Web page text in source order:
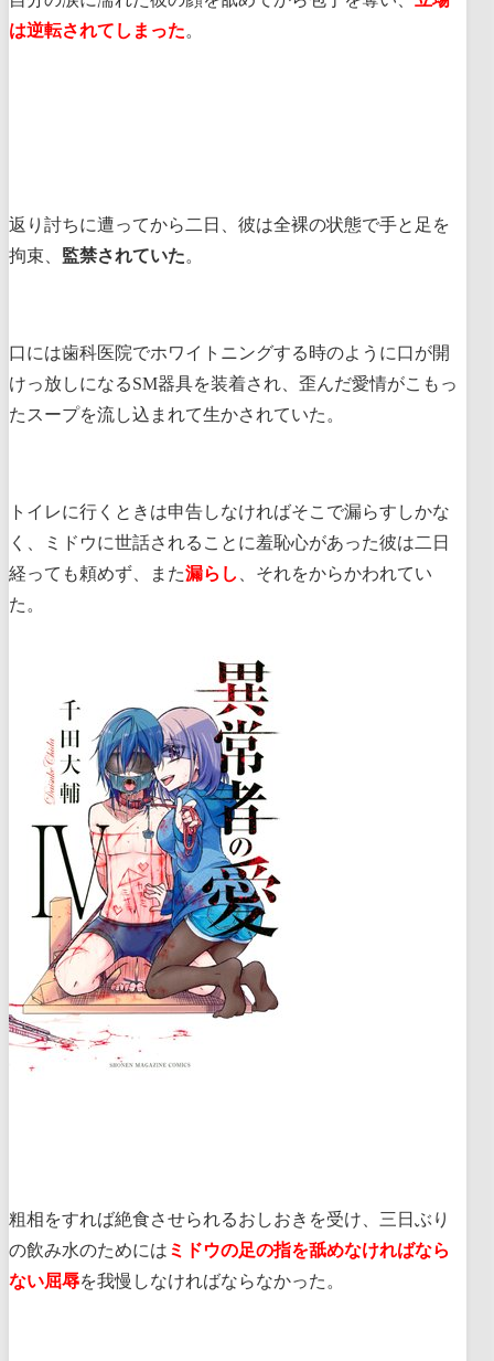
は逆転されてしまった。
返り討ちに遭ってから二日、彼は全裸の状態で手と足を
拘束、 監禁されていた。
口には歯科医院でホワイトニングする時のように口が開
けっ放しになるSM器具を装着され、歪んだ愛情がこもっ
たスープを流し込まれて生かされていた。
トイレに行くときは申告しなければそこで漏らすしかな
く、ミドウに世話されることに羞恥心があった彼は二日
経っても頼めず、また漏らし
、それをからかわれてい
た。
粗相をすれば絶食させられるおしおきを受け、三日ぶり
の飲み水のためには ミドウの足の指を舐めなければなら
ない屈辱を我慢しなければならなかった。